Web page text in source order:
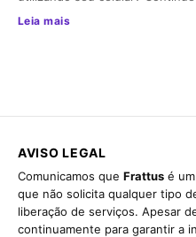
Leia mais
AVISO LEGAL
Comunicamos que Frattus é
que não solicita qualquer tipo
liberação de serviços. Apesar
continuamente para garantir a